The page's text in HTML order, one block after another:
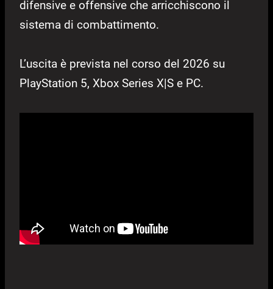
difensive e offensive che arricchiscono il
sistema di combattimento.
L’uscita è prevista nel corso del 2026 su
PlayStation 5, Xbox Series X|S e PC.